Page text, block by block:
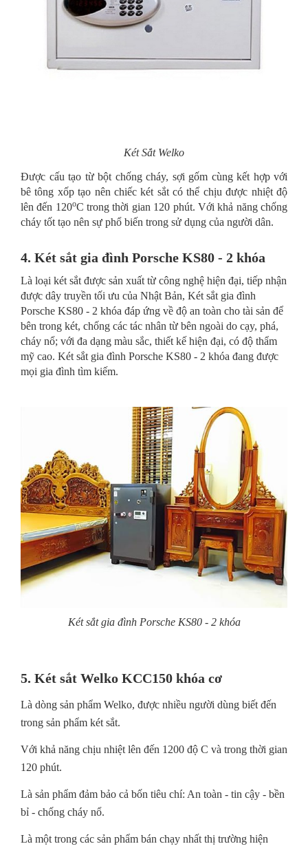
Két Sắt Welko
Được cấu tạo từ bột chống cháy, sợi gốm cùng kết hợp với
bê tông xốp tạo nên chiếc két sắt có thể chịu được nhiệt độ
lên đến 120oC trong thời gian 120 phút. Với khả năng chống
cháy tốt tạo nên sự phổ biến trong sử dụng của người dân.
4. Két sắt gia đình Porsche KS80 - 2 khóa
Là loại két sắt được sản xuất từ công nghệ hiện đại, tiếp nhận
được dây truyền tối ưu của Nhật Bản, Két sắt gia đình
Porsche KS80 - 2 khóa đáp ứng về độ an toàn cho tài sản để
bên trong két, chống các tác nhân từ bên ngoài do cạy, phá,
cháy nổ; với đa dạng màu sắc, thiết kế hiện đại, có độ thẩm
mỹ cao. Két sắt gia đình Porsche KS80 - 2 khóa đang được
mọi gia đình tìm kiếm.
Két sắt gia đình Porsche KS80 - 2 khóa
5. Két sắt Welko KCC150 khóa cơ
Là dòng sản phẩm Welko, được nhiều người dùng biết đến
trong sản phẩm két sắt.
Với khả năng chịu nhiệt lên đến 1200 độ C và trong thời gian
120 phút.
Là sản phẩm đảm bảo cả bốn tiêu chí: An toàn - tin cậy - bền
bỉ - chống cháy nổ.
Là một trong các sản phẩm bán chạy nhất thị trường hiện